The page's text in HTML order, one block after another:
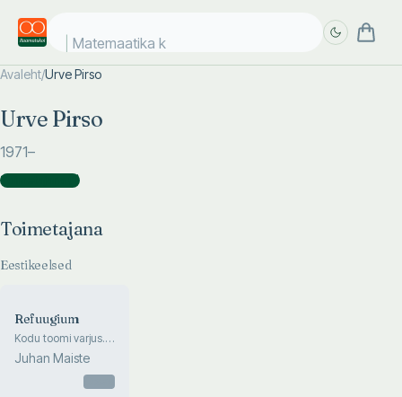
Matemaatika ko
Avaleht/Urve Pirso
Urve Pirso
1971–
Toimetajana )
Toimetajana
Eestikeelsed
Refuugium
Kodu toomi varjus.
Aadlipaleed Kiriku 2
ja 4. Toompea
Juhan Maiste